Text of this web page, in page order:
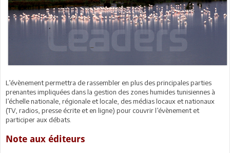
L’évènement permettra de rassembler en plus des principales parties
prenantes impliquées dans la gestion des zones humides tunisiennes à
l’échelle nationale, régionale et locale, des médias locaux et nationaux
(TV, radios, presse écrite et en ligne) pour couvrir l’évènement et
participer aux débats.
Note aux éditeurs